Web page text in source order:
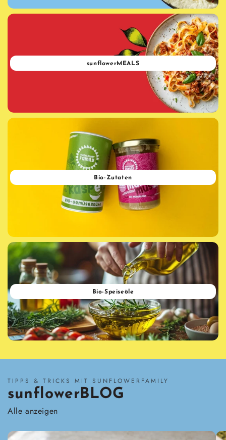
sunflowerMEALS
Bio-Zutaten
Bio-Speise­öle
TIPPS & TRICKS MIT SUNFLOWERFAMILY
sunflowerBLOG
Alle anzeigen